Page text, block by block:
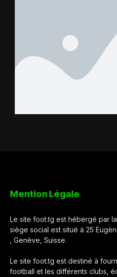
Mention Légale
Le site foot.tg est hébergé par
siège social est situé à 25
, Genève, Suisse.
Le site foot.tg est destiné à
football et les différents clubs,